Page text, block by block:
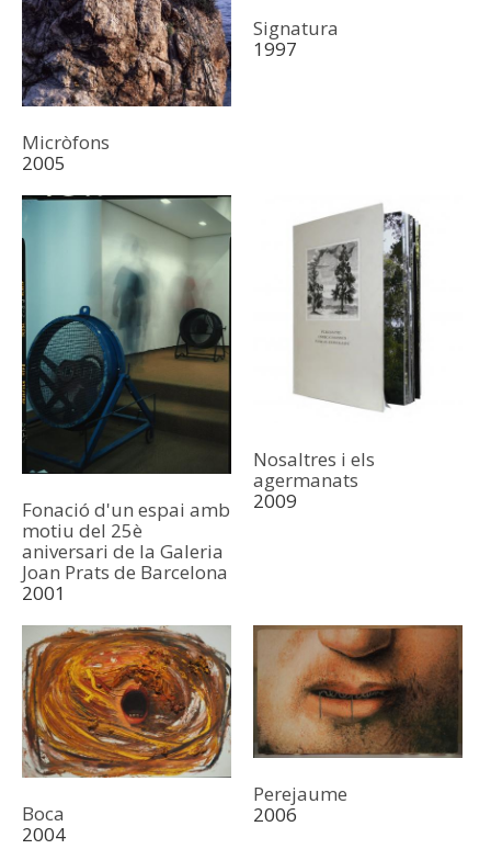
Micròfons
2005
Signatura
1997
Fonació d'un espai amb
motiu del 25è
aniversari de la Galeria
Joan Prats de Barcelona
2001
Nosaltres i els
agermanats
2009
Boca
2004
Perejaume
2006